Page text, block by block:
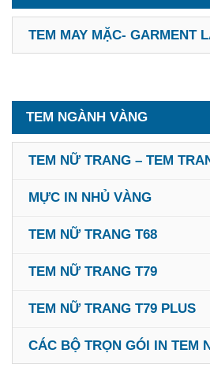
TEM MAY MẶC- GARMENT
TEM NGÀNH VÀNG
TEM NỮ TRANG – TEM
MỰC IN NHỦ VÀNG
TEM NỮ TRANG T68
TEM NỮ TRANG T79
TEM NỮ TRANG T79 PLUS
CÁC BỘ TRỌN GÓI IN TEM